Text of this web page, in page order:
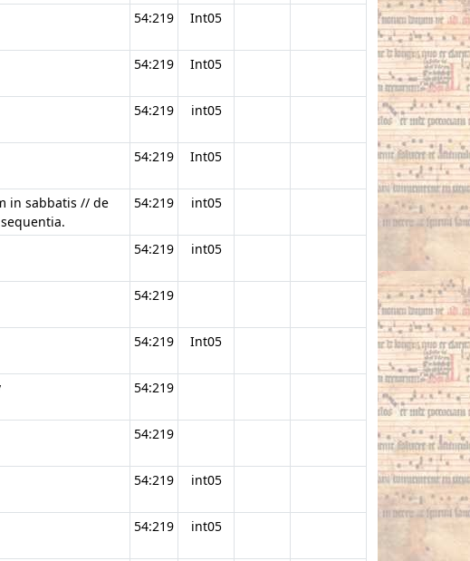
54:219 Int05
54:219 Int05
54:219 int05
54:219 Int05
in sabbatis // de
54:219 int05
54:219 int05
54:219
54:219 Int05
54:219
54:219
54:219 int05
54:219 int05